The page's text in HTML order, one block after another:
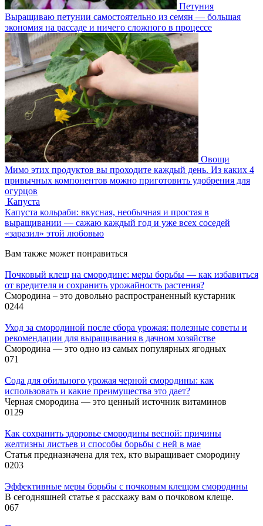
Петуния
Выращиваю петунии самостоятельно из семян — большая
экономия на рассаде и ничего сложного в процессе
Овощи
Мимо этих продуктов вы проходите каждый день. Из каких 4
привычных компонентов можно приготовить удобрения для
огурцов
Капуста
Капуста кольраби: вкусная, необычная и простая в
выращивании — сажаю каждый год и уже всех соседей
«заразил» этой любовью
Вам также может понравиться
Почковый клещ на смородине: меры борьбы — как избавиться
от вредителя и сохранить урожайность растения?
Смородина – это довольно распространенный кустарник
0244
Уход за смородиной после сбора урожая: полезные советы и
рекомендации для выращивания в дачном хозяйстве
Смородина — это одно из самых популярных ягодных
071
Сода для обильного урожая черной смородины: как
использовать и какие преимущества это дает?
Черная смородина — это ценный источник витаминов
0129
Как сохранить здоровье смородины весной: причины
желтизны листьев и способы борьбы с ней в мае
Статья предназначена для тех, кто выращивает смородину
0203
Эффективные меры борьбы с почковым клещом смородины
В сегодняшней статье я расскажу вам о почковом клеще.
067